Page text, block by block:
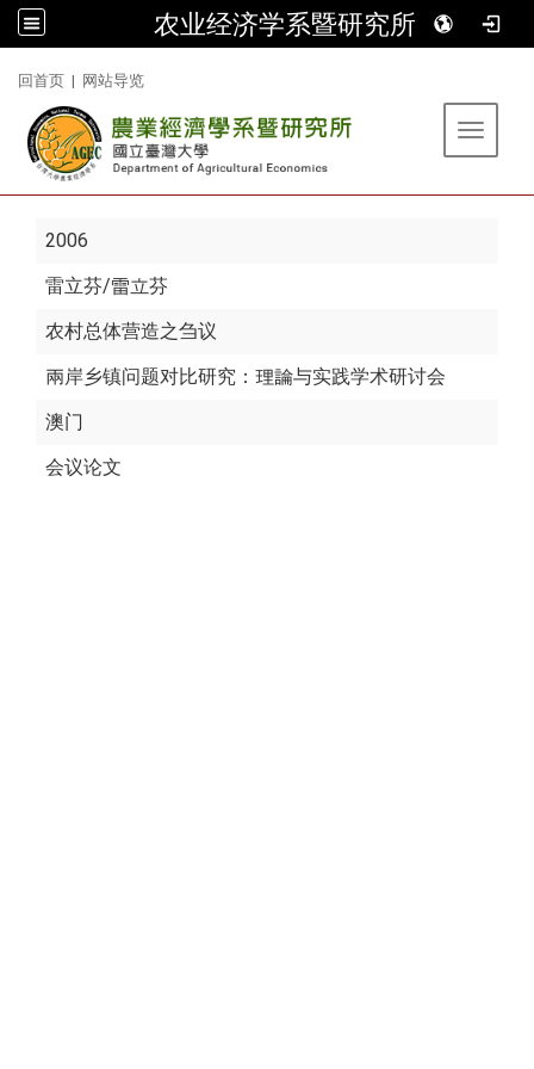
农业经济学系暨研究所
回首页 | 网站导览
Toggle
2006
雷立芬/雷立芬
农村总体营造之刍议
兩岸乡镇问题对比研究：理論与实践学术研讨会
澳门
会议论文